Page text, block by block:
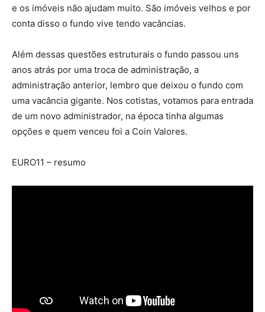
e os imóveis não ajudam muito. São imóveis velhos e por
conta disso o fundo vive tendo vacâncias.
Além dessas questões estruturais o fundo passou uns
anos atrás por uma troca de administração, a
administração anterior, lembro que deixou o fundo com
uma vacância gigante. Nos cotistas, votamos para entrada
de um novo administrador, na época tinha algumas
opções e quem venceu foi a Coin Valores.
EURO11 – resumo